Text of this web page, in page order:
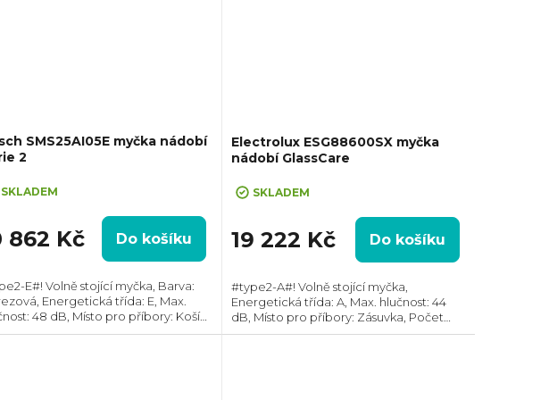
SMS25AI05E myčka nádobí
2
home.com/cz/mybosch/5let
SKLADEM
862 Kč Do košíku
E#! Volně stojící myčka, Barva:
Energetická třída: E, Max.
48 dB, Místo pro příbory: Košík,
souprav nádobí: 12, Počet
Electrolux ESG88600SX myčka
nádobí GlassCare
SKLADEM
19 222 Kč Do košíku
#type2-A#! Volně stojící myčka,
Energetická třída: A, Max. hlučnost: 44
dB, Místo pro příbory: Zásuvka, Počet
souprav nádobí: 14, Počet programů: 8,